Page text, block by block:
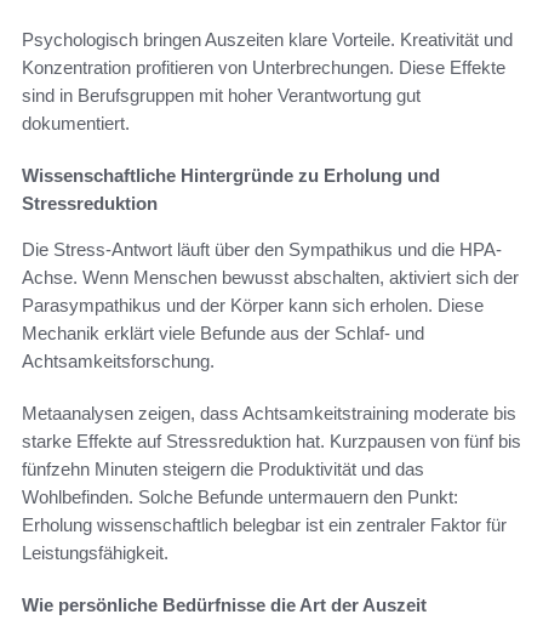
Psychologisch bringen Auszeiten klare Vorteile. Kreativität und
Konzentration profitieren von Unterbrechungen. Diese Effekte
sind in Berufsgruppen mit hoher Verantwortung gut
dokumentiert.
Wissenschaftliche Hintergründe zu Erholung und
Stressreduktion
Die Stress-Antwort läuft über den Sympathikus und die HPA-
Achse. Wenn Menschen bewusst abschalten, aktiviert sich der
Parasympathikus und der Körper kann sich erholen. Diese
Mechanik erklärt viele Befunde aus der Schlaf- und
Achtsamkeitsforschung.
Metaanalysen zeigen, dass Achtsamkeitstraining moderate bis
starke Effekte auf Stressreduktion hat. Kurzpausen von fünf bis
fünfzehn Minuten steigern die Produktivität und das
Wohlbefinden. Solche Befunde untermauern den Punkt:
Erholung wissenschaftlich belegbar ist ein zentraler Faktor für
Leistungsfähigkeit.
Wie persönliche Bedürfnisse die Art der Auszeit